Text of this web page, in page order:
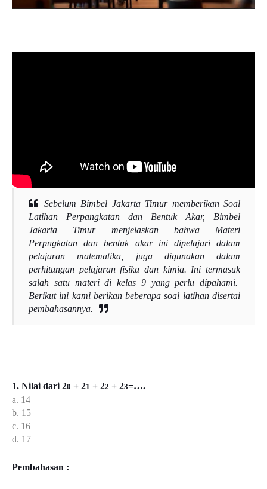
Sebelum Bimbel Jakarta Timur memberikan Soal
Latihan Perpangkatan dan Bentuk Akar, Bimbel
Jakarta Timur menjelaskan bahwa Materi
Perpngkatan dan bentuk akar ini dipelajari dalam
pelajaran matematika, juga digunakan dalam
perhitungan pelajaran fisika dan kimia. Ini termasuk
salah satu materi di kelas 9 yang perlu dipahami.
Berikut ini kami berikan beberapa soal latihan disertai
pembahasannya.
1. Nilai dari 20 + 21 + 22 + 23=….
a. 14
b. 15
c. 16
d. 17
Pembahasan :